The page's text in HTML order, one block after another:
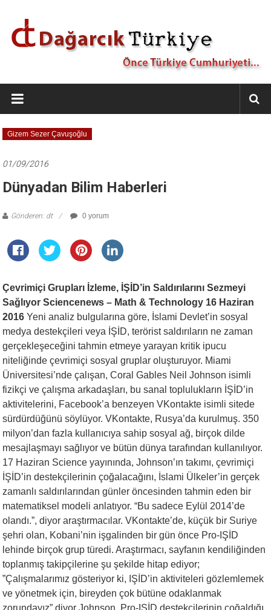
Dağarcık
Türkiye
Önce
Türkiye
Gizem Sezer Çavuşoğlu
01/09/2016
Dünyadan Bilim Haberleri
Gönderen: dt 0 yorum
Çevrimiçi Grupları İzleme, İŞİD’in Saldırılarını Sezmeyi
Sağlıyor Sciencenews – Math & Technology 16 Haziran
2016 Yeni analiz bulgularına göre, İslami Devlet’in sosyal
medya destekçileri veya İŞİD, terörist saldırıların ne zaman
gerçekleşeceğini tahmin etmeye yarayan kritik ipucu
niteliğinde çevrimiçi sosyal gruplar oluşturuyor. Miami
Üniversitesi’nde çalışan, Coral Gables Neil Johnson isimli
fizikçi ve çalışma arkadaşları, bu sanal toplulukların İŞİD’in
aktivitelerini, Facebook’a benzeyen VKontakte isimli sitede
sürdürdüğünü söylüyor. VKontakte, Rusya’da kurulmuş. 350
milyon’dan fazla kullanıcıya sahip sosyal ağ, birçok dilde
mesajlaşmayı sağlıyor ve bütün dünya tarafından kullanılıyor.
17 Haziran Science yayınında, Johnson’ın takımı, çevrimiçi
İŞİD’in destekçilerinin çoğalacağını, İslami Ülkeler’in gerçek
zamanlı saldırılarından günler öncesinden tahmin eden bir
matematiksel modeli anlatıyor. “Bu sadece Eylül 2014’de
olandı.”, diyor araştırmacılar. VKontakte’de, küçük bir Suriye
şehri olan, Kobani’nin işgalinden bir gün önce Pro-IŞİD
lehinde birçok grup türedi. Araştırmacı, sayfanın kendiliğinden
toplanmış takipçilerine şu şekilde hitap ediyor;
”Çalışmalarımız gösteriyor ki, IŞİD’in aktiviteleri gözlemlemek
ve yönetmek için, bireyden çok bütüne odaklanmak
zorundayız” diyor Johnson. Pro-IŞİD destekçilerinin çoğaldığı